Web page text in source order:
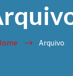
Arquivo